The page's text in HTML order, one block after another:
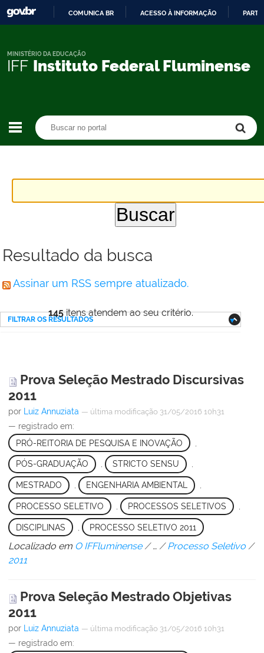
CONTEÚDO
COMUNICA BR ACESSO À INFORMAÇÃO
IFF Instituto Federal Fluminense
MINISTÉRIO DA EDUCAÇÃO
Resultado da busca
Assinar um RSS sempre atualizado.
145itens atendem ao seu critério.
FILTRAR OS RESULTADOS
Prova Seleção Mestrado Discursivas
2011
por Luiz Annuziata — última modificação 31/05/2016 10h31
— registrado em:
PRÓ-REITORIA DE PESQUISA E INOVAÇÃO
PÓS-GRADUAÇÃO , STRICTO SENSU ,
MESTRADO ENGENHARIA AMBIENTAL
PROCESSO SELETIVO PROCESSOS SELETIVOS
DISCIPLINAS PROCESSO SELETIVO 2011
Localizado em O IFFluminense /… /Processo Seletivo /
2011
Prova Seleção Mestrado Objetivas
2011
por Luiz Annuziata — última modificação 31/05/2016 10h31
— registrado em: